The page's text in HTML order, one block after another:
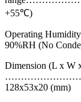
+55℃)
Operating
90%RH (No
Dimension (L x W
128x53x20 (mm)